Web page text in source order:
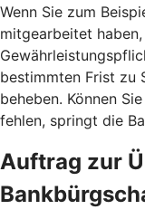
Wenn Sie zum
mitgearbeitet
bestimmten Frist zu
beheben. Können
fehlen, springt die
Auftrag zur